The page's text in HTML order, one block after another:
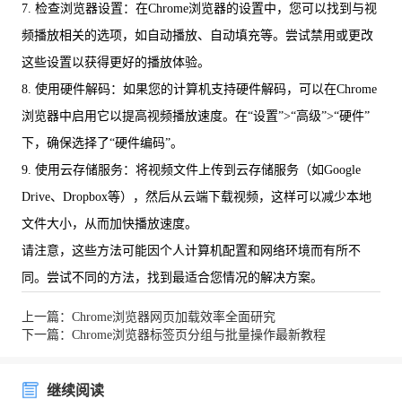
7. 检查浏览器设置：在Chrome浏览器的设置中，您可以找到与视
频播放相关的选项，如自动播放、自动填充等。尝试禁用或更改
这些设置以获得更好的播放体验。
8. 使用硬件解码：如果您的计算机支持硬件解码，可以在Chrome
浏览器中启用它以提高视频播放速度。在“设置”>“高级”>“硬件”
下，确保选择了“硬件编码”。
9. 使用云存储服务：将视频文件上传到云存储服务（如Google
Drive、Dropbox等），然后从云端下载视频，这样可以减少本地
文件大小，从而加快播放速度。
请注意，这些方法可能因个人计算机配置和网络环境而有所不
同。尝试不同的方法，找到最适合您情况的解决方案。
上一篇：Chrome浏览器网页加载效率全面研究
下一篇：Chrome浏览器标签页分组与批量操作最新教程
继续阅读